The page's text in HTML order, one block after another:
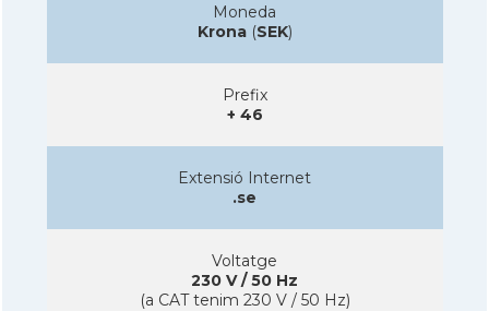
Moneda
Krona(SEK)
Prefix
+ 46
Extensió Internet
.se
Voltatge
230 V / 50 Hz
(a CAT tenim 230 V / 50 Hz)